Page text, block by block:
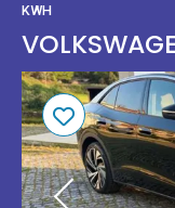
KWH